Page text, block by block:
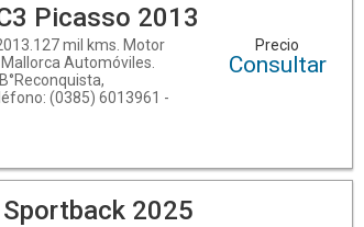
Picasso 2013
mil kms. Motor
Automóviles.
(0385) 6013961 -
Descubrí más
Precio
Consultar
2025